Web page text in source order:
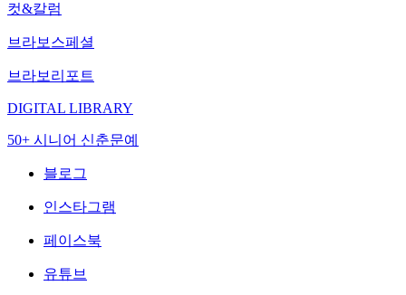
컷&칼럼
브라보스페셜
브라보리포트
DIGITAL LIBRARY
50+ 시니어 신춘문예
블로그
인스타그램
페이스북
유튜브